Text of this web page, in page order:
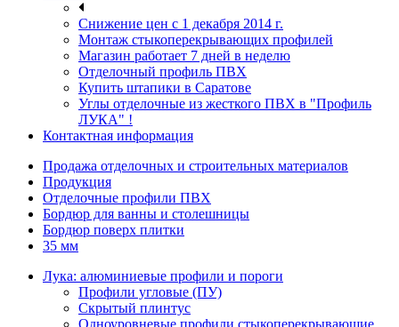
Снижение цен с 1 декабря 2014 г.
Монтаж стыкоперекрывающих профилей
Магазин работает 7 дней в неделю
Отделочный профиль ПВХ
Купить штапики в Саратове
Углы отделочные из жесткого ПВХ в "Профиль
ЛУКА" !
Контактная информация
Продажа отделочных и строительных материалов
Продукция
Отделочные профили ПВХ
Бордюр для ванны и столешницы
Бордюр поверх плитки
35 мм
Лука: алюминиевые профили и пороги
Профили угловые (ПУ)
Скрытый плинтус
Одноуровневые профили стыкоперекрывающие